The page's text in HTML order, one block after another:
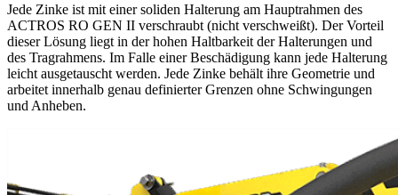
Jede Zinke ist mit einer soliden Halterung am Hauptrahmen des
ACTROS RO GEN II verschraubt (nicht verschweißt). Der Vorteil
dieser Lösung liegt in der hohen Haltbarkeit der Halterungen und
des Tragrahmens. Im Falle einer Beschädigung kann jede Halterung
leicht ausgetauscht werden. Jede Zinke behält ihre Geometrie und
arbeitet innerhalb genau definierter Grenzen ohne Schwingungen
und Anheben.